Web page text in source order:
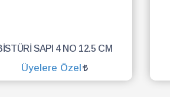
SAPI 4 NO 12.5 CM
Üyelere Özel